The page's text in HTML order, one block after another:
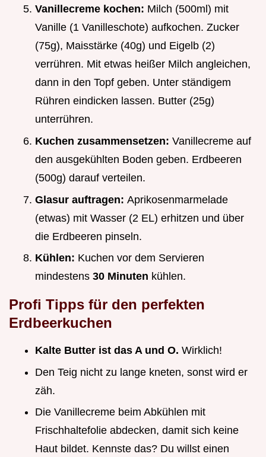
Vanillecreme kochen: Milch (500ml) mit
Vanille (1 Vanilleschote) aufkochen. Zucker
(75g), Maisstärke (40g) und Eigelb (2)
verrühren. Mit etwas heißer Milch angleichen,
dann in den Topf geben. Unter ständigem
Rühren eindicken lassen. Butter (25g)
unterrühren.
Kuchen zusammensetzen: Vanillecreme auf
den ausgekühlten Boden geben. Erdbeeren
(500g) darauf verteilen.
Glasur auftragen: Aprikosenmarmelade
(etwas) mit Wasser (2 EL) erhitzen und über
die Erdbeeren pinseln.
Kühlen: Kuchen vor dem Servieren
mindestens 30 Minuten kühlen.
Profi Tipps für den perfekten
Erdbeerkuchen
Kalte Butter ist das A und O. Wirklich!
Den Teig nicht zu lange kneten, sonst wird er
zäh.
Die Vanillecreme beim Abkühlen mit
Frischhaltefolie abdecken, damit sich keine
Haut bildet. Kennste das? Du willst einen